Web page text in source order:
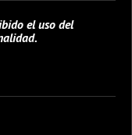
el uso del